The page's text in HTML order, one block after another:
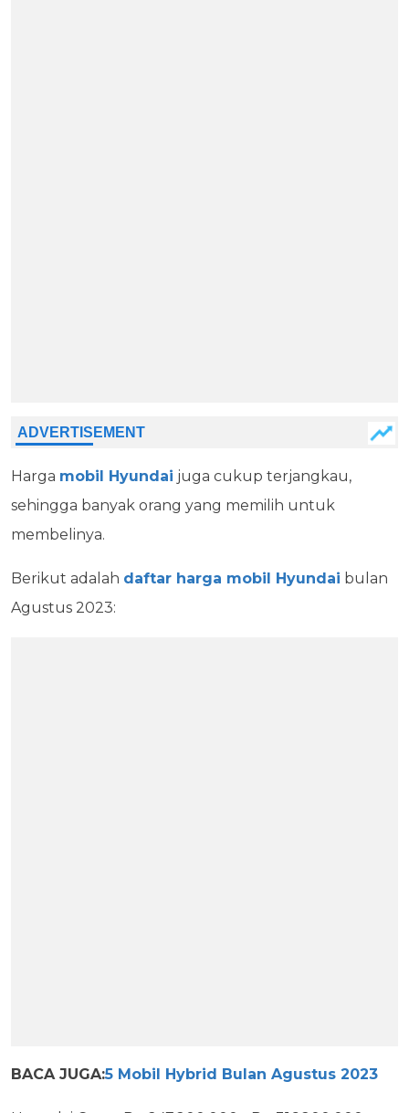
Harga mobil Hyundai juga cukup terjangkau,
sehingga banyak orang yang memilih untuk
membelinya.
Berikut adalah daftar harga mobil Hyundai bulan
Agustus 2023:
BACA JUGA:5 Mobil Hybrid Bulan Agustus 2023